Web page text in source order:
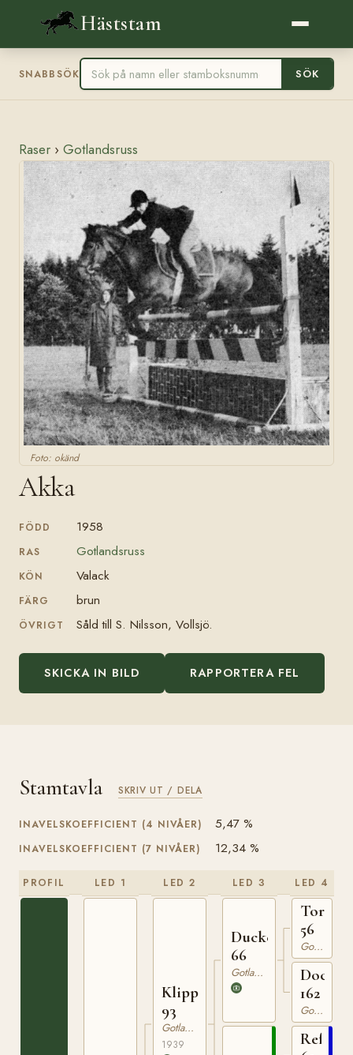
Häststam
SNABBSÖK SÖK
Raser › Gotlandsruss
Foto: okänd
Akka
FÖDD 1958
RAS Gotlandsruss
KÖN Valack
FÄRG brun
ÖVRIGT Såld till S. Nilsson, Vollsjö.
SKICKA IN BILD RAPPORTERA FEL
Stamtavla SKRIV UT / DELA
INAVELSKOEFFICIENT (4 NIVÅER) 5,47 %
INAVELSKOEFFICIENT (7 NIVÅER) 12,34 %
PROFIL LED 1 LED 2
Klipp
93
Gotlandsruss
1939
LED 3
Ducke
66
Gotlandsruss
LED 4
Tor
56
Gotlandsruss
Docka
162
Gotlandsruss
Reform